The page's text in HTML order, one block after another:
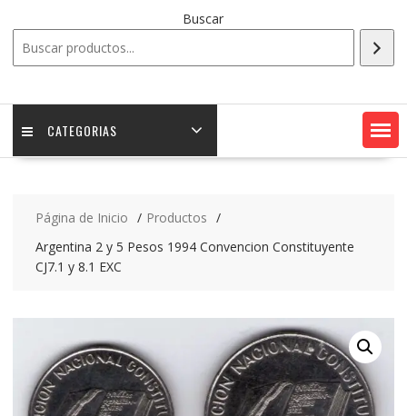
Buscar
CATEGORIAS
Página de Inicio
Productos
Argentina 2 y 5 Pesos 1994 Convencion Constituyente
CJ7.1 y 8.1 EXC